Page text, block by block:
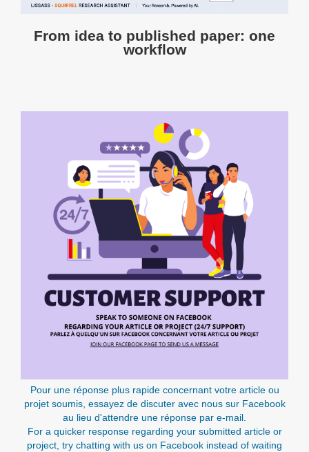
From idea to published paper: one
workflow
Pour une réponse plus rapide concernant votre article ou
projet soumis, essayez de discuter avec nous sur Facebook
au lieu d'attendre une réponse par e-mail.
For a quicker response regarding your submitted article or
project, try chatting with us on Facebook instead of waiting